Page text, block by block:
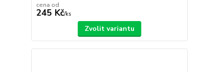
cena od
245 Kč/ks
Zvolit variantu